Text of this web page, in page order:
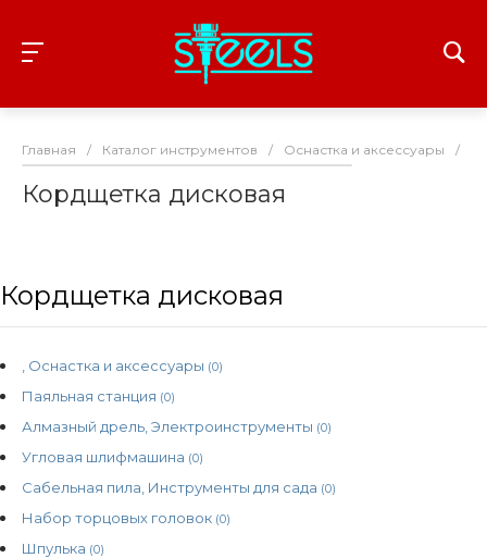
Главная / Каталог инструментов / Оснастка и аксессуары /
Кордщетка дисковая
Кордщетка дисковая
, Оснастка и аксессуары (0)
Паяльная станция (0)
Алмазный дрель, Электроинструменты (0)
Угловая шлифмашина (0)
Сабельная пила, Инструменты для сада (0)
Набор торцовых головок (0)
Шпулька (0)